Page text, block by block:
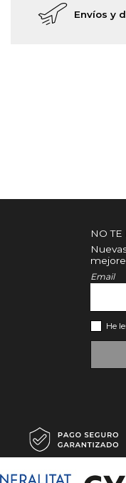
Envíos y
NO
Email
He